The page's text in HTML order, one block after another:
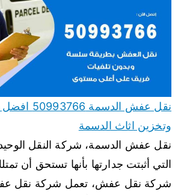
نقل عفش
وتخزين اثاث الدسمة
نقل عفش الدسمة، شركة النقل
التي أثبتت جدارتها بأنها تستحق أن
شركة نقل عفش، تعمل شركة نقل